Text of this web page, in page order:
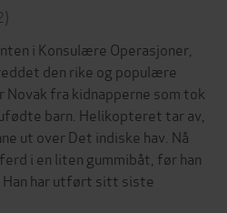
i Konsulære Operasjoner,
den rike og populære
fra kidnapperne som tok
barn. Helikopteret tar av,
ut over Det indiske hav. Nå
i en liten gummibåt, før han
Han har utført sitt siste